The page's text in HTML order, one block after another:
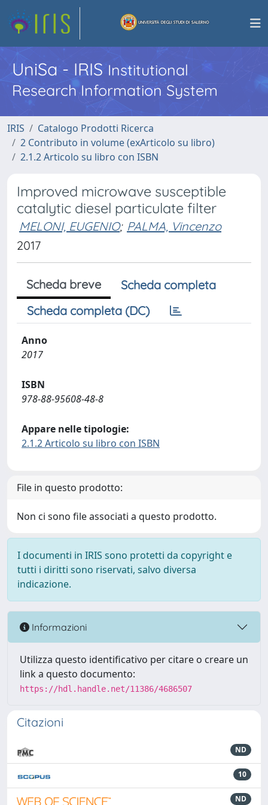
UniSa - IRISInstitutional
Research Information System
IRIS
Catalogo Prodotti Ricerca
2 Contributo in volume (exArticolo su libro)
2.1.2 Articolo su libro con ISBN
Improved microwave susceptible
catalytic diesel particulate filter
MELONI, EUGENIO; PALMA, Vincenzo
2017
Scheda breve
Scheda completa
Scheda completa (DC)
Anno
2017
ISBN
978-88-95608-48-8
Appare nelle tipologie:
2.1.2 Articolo su libro con ISBN
File in questo prodotto:
Non ci sono file associati a questo prodotto.
I documenti in IRIS sono protetti da copyright e
tutti i diritti sono riservati, salvo diversa
indicazione.
Informazioni
Utilizza questo identificativo per citare o creare un
link a questo documento:
https://hdl.handle.net/11386/4686507
Citazioni
ND
10
ND